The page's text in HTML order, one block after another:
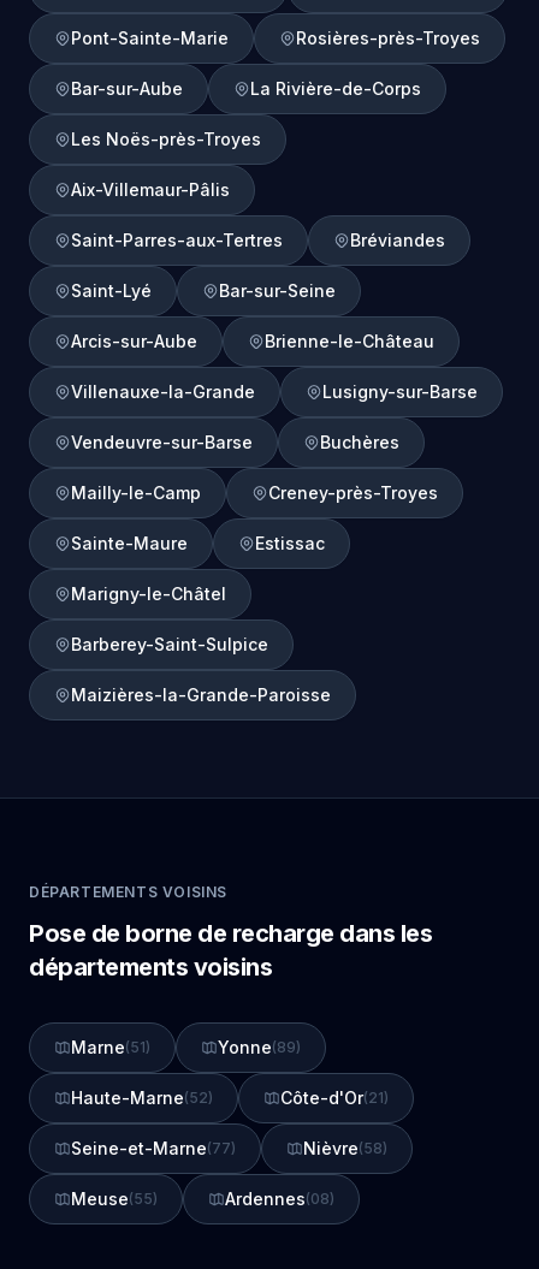
Pont-Sainte-Marie Rosières-près-Troyes
Bar-sur-Aube La Rivière-de-Corps
Les Noës-près-Troyes
Aix-Villemaur-Pâlis
Saint-Parres-aux-Tertres Bréviandes
Saint-Lyé Bar-sur-Seine
Arcis-sur-Aube Brienne-le-Château
Villenauxe-la-Grande Lusigny-sur-Barse
Vendeuvre-sur-Barse Buchères
Mailly-le-Camp Creney-près-Troyes
Sainte-Maure Estissac
Marigny-le-Châtel
Barberey-Saint-Sulpice
Maizières-la-Grande-Paroisse
DÉPARTEMENTS VOISINS
Pose de borne de recharge dans les
départements voisins
Marne(51) Yonne(89)
Haute-Marne(52) Côte-d'Or(21)
Seine-et-Marne(77) Nièvre(58)
Meuse(55) Ardennes(08)